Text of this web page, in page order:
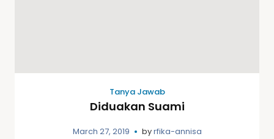
Tanya Jawab
Diduakan Suami
March 27, 2019 byrfika-annisa